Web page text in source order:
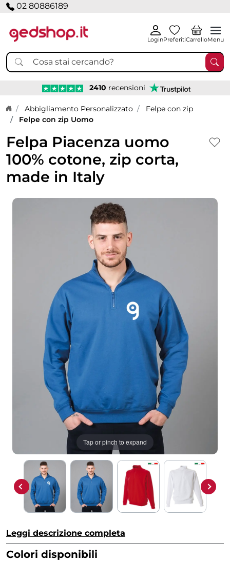
02 80886189
LoginPreferitiCarrelloMenu
2410 recensioni
Home page
Abbigliamento Personalizzato
Felpe con zip
Felpe con zip Uomo
Felpa Piacenza uomo
100% cotone, zip corta,
made in Italy
Tap or pinch to expand
Leggi descrizione completa
Colori disponibili